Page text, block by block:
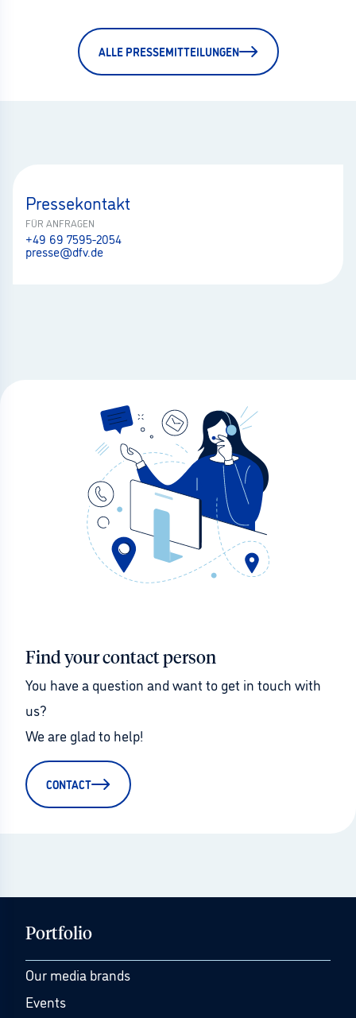
ALLE PRESSEMITTEILUNGEN
Pressekontakt
FÜR ANFRAGEN
+49 69 7595-2054
presse@dfv.de
Find your contact person
You have a question and want to get in touch with
us?
We are glad to help!
CONTACT
Portfolio
Our media brands
Events